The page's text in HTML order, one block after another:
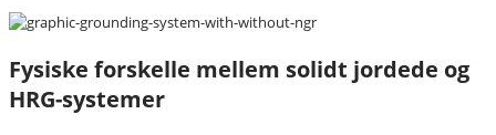
Fysiske forskelle mellem solidt jordede og
HRG-systemer